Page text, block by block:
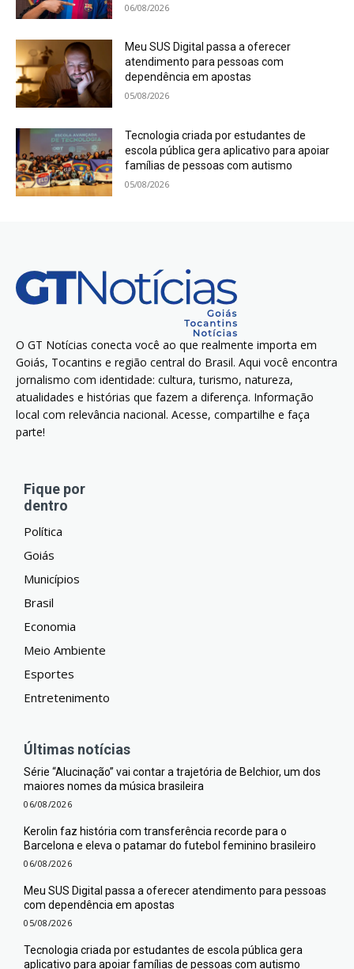
06/08/2026
Meu SUS Digital passa a oferecer
atendimento para pessoas com
dependência em apostas
05/08/2026
Tecnologia criada por estudantes de
escola pública gera aplicativo para apoiar
famílias de pessoas com autismo
05/08/2026
O GT Notícias conecta você ao que realmente importa em
Goiás, Tocantins e região central do Brasil. Aqui você encontra
jornalismo com identidade: cultura, turismo, natureza,
atualidades e histórias que fazem a diferença. Informação
local com relevância nacional. Acesse, compartilhe e faça
parte!
Fique por
dentro
Política
Goiás
Municípios
Brasil
Economia
Meio Ambiente
Esportes
Entretenimento
Últimas notícias
Série “Alucinação” vai contar a trajetória de Belchior, um dos
maiores nomes da música brasileira
06/08/2026
Kerolin faz história com transferência recorde para o
Barcelona e eleva o patamar do futebol feminino brasileiro
06/08/2026
Meu SUS Digital passa a oferecer atendimento para pessoas
com dependência em apostas
05/08/2026
Tecnologia criada por estudantes de escola pública gera
aplicativo para apoiar famílias de pessoas com autismo